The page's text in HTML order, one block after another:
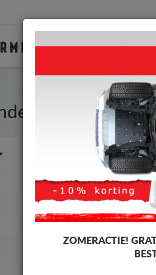
Auto Peugeot
Beschermplaat voor de
fabricage. Motor
-4%
ZOMERACTIE!